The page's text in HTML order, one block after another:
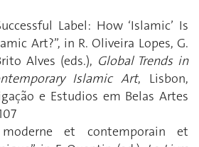
Label: How ‘Islamic’ Is
Art?”, in R. Oliveira Lopes, G.
Alves (eds.), Global Trends in
Islamic Art, Lisbon,
e Estudios em Belas Artes
moderne et contemporain et